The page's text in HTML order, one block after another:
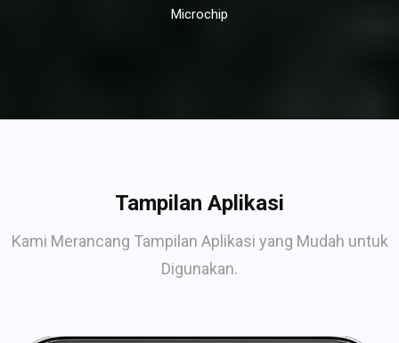
Microchip
Tampilan Aplikasi
Kami Merancang Tampilan Aplikasi yang Mudah untuk
Digunakan.